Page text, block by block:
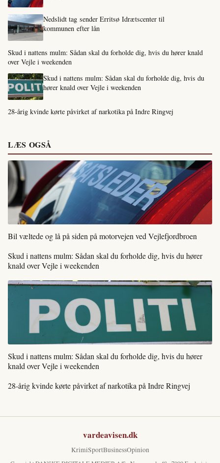
Nedslidt tag sender Erritsø Idrætscenter til
kommunen efter lån
Skud i nattens mulm: Sådan skal du forholde dig, hvis du hører knald
over Vejle i weekenden
Skud i nattens mulm: Sådan skal du forholde dig, hvis du
hører knald over Vejle i weekenden
28-årig kvinde kørte påvirket af narkotika på Indre Ringvej
LÆS OGSÅ
Bil væltede og lå på siden på motorvejen ved Vejlefjordbroen
Skud i nattens mulm: Sådan skal du forholde dig, hvis du hører
knald over Vejle i weekenden
Skud i nattens mulm: Sådan skal du forholde dig, hvis du hører
knald over Vejle i weekenden
28-årig kvinde kørte påvirket af narkotika på Indre Ringvej
vardeavisen.dk
KrimiSportBusinessOpinion